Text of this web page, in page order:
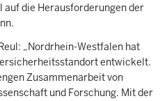
die Herausforderungen der
„Nordrhein-Westfalen hat
entwickelt.
Zusammenarbeit von
und Forschung. Mit der